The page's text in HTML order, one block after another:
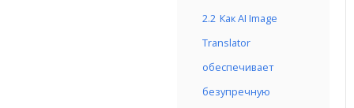
2.2 Как AI Image
Translator
обеспечивает
безупречную